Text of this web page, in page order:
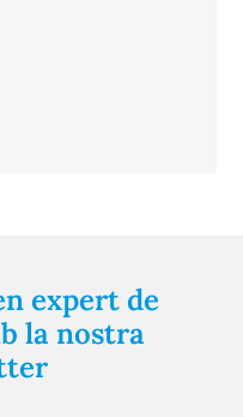
expert de
la nostra